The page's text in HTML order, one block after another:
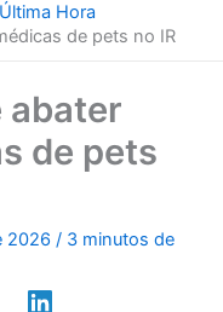
Hora
de pets no IR
abater
de pets
2026/ 3 minutos de